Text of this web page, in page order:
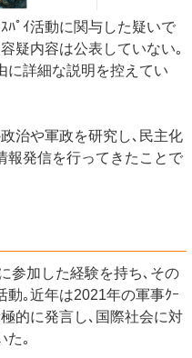
ﾊﾟｲ活動に関与した疑いで
疑内容は公表していない｡
に詳細な説明を控えてい
治や軍政を研究し､民主化
報発信を行ってきたことで
参加した経験を持ち､その
動｡近年は2021年の軍事ｸｰ
的に発言し､国際社会に対
た｡